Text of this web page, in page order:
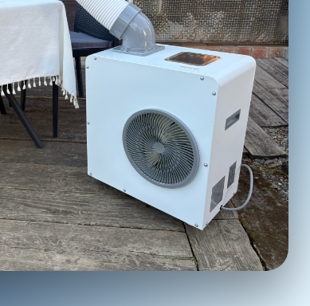
Online Shop
オンラインショップ
熱中症対策展（防犯防災総
合展2026）に出展します。
【No.2-316】
【新
用 防